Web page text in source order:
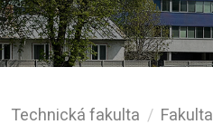
Technická fakulta
Fakulta